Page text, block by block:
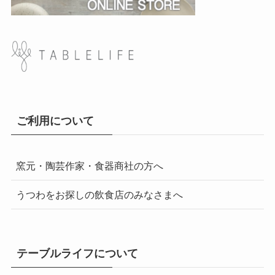
ご利用について
窯元・陶芸作家・食器商社の方へ
うつわをお探しの飲食店のみなさまへ
テーブルライフについて